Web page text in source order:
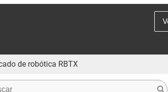
de robótica RBTX